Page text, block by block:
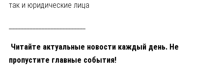
так и юридические лица
Читайте актуальные новости каждый день. Не
пропустите главные события!